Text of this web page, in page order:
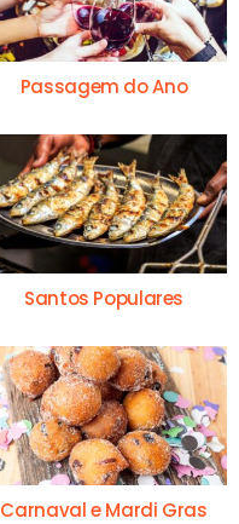
Passagem do Ano
Santos Populares
Carnaval e Mardi Gras